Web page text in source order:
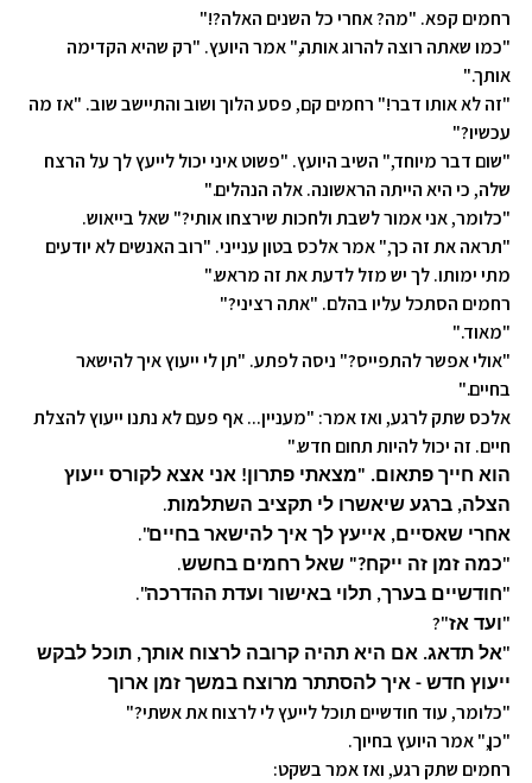
רחמים קפא. "מה? אחרי כל השנים האלה?!"
"כמו שאתה רוצה להרוג אותה," אמר היועץ. "רק שהיא הקדימה
אותך."
"זה לא אותו דבר!" רחמים קם, פסע הלוך ושוב והתיישב שוב. "אז מה
עכשיו?"
"שום דבר מיוחד," השיב היועץ. "פשוט איני יכול לייעץ לך על הרצח
שלה, כי היא הייתה הראשונה. אלה הנהלים."
"כלומר, אני אמור לשבת ולחכות שירצחו אותי?" שאל בייאוש.
"תראה את זה כך," אמר אלכס בטון ענייני. "רוב האנשים לא יודעים
מתי ימותו. לך יש מזל לדעת את זה מראש."
רחמים הסתכל עליו בהלם. "אתה רציני?"
"מאוד."
"אולי אפשר להתפייס?" ניסה לפתע. "תן לי ייעוץ איך להישאר
בחיים."
אלכס שתק לרגע, ואז אמר: "מעניין... אף פעם לא נתנו ייעוץ להצלת
חיים. זה יכול להיות תחום חדש."
הוא חייך פתאום. "מצאתי פתרון! אני אצא לקורס ייעוץ
הצלה, ברגע שיאשרו לי תקציב השתלמות.
אחרי שאסיים, אייעץ לך איך להישאר בחיים."
"כמה זמן זה ייקח?" שאל רחמים בחשש.
"חודשיים בערך, תלוי באישור ועדת ההדרכה."
" ועד אז?"
"אל תדאג. אם היא תהיה קרובה לרצוח אותך, תוכל לבקש
ייעוץ חדש - איך להסתתר מרוצח במשך זמן ארוך
"כלומר, עוד חודשיים תוכל לייעץ לי לרצוח את אשתי?"
"כן," אמר היועץ בחיוך.
רחמים שתק רגע, ואז אמר בשקט: